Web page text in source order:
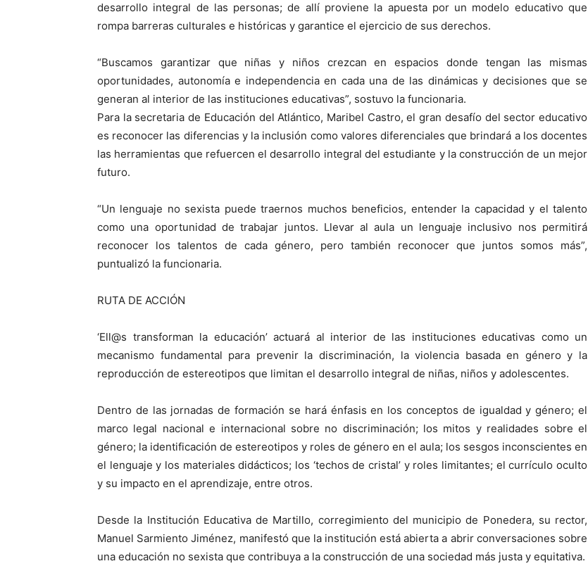
desarrollo integral de las personas; de allí proviene la apuesta por un modelo educativo que
rompa barreras culturales e históricas y garantice el ejercicio de sus derechos.
“Buscamos garantizar que niñas y niños crezcan en espacios donde tengan las mismas
oportunidades, autonomía e independencia en cada una de las dinámicas y decisiones que se
generan al interior de las instituciones educativas”, sostuvo la funcionaria.
Para la secretaria de Educación del Atlántico, Maribel Castro, el gran desafío del sector educativo
es reconocer las diferencias y la inclusión como valores diferenciales que brindará a los docentes
las herramientas que refuercen el desarrollo integral del estudiante y la construcción de un mejor
futuro.
“Un lenguaje no sexista puede traernos muchos beneficios, entender la capacidad y el talento
como una oportunidad de trabajar juntos. Llevar al aula un lenguaje inclusivo nos permitirá
reconocer los talentos de cada género, pero también reconocer que juntos somos más”,
puntualizó la funcionaria.
RUTA DE ACCIÓN
‘Ell@s transforman la educación’ actuará al interior de las instituciones educativas como un
mecanismo fundamental para prevenir la discriminación, la violencia basada en género y la
reproducción de estereotipos que limitan el desarrollo integral de niñas, niños y adolescentes.
Dentro de las jornadas de formación se hará énfasis en los conceptos de igualdad y género; el
marco legal nacional e internacional sobre no discriminación; los mitos y realidades sobre el
género; la identificación de estereotipos y roles de género en el aula; los sesgos inconscientes en
el lenguaje y los materiales didácticos; los ‘techos de cristal’ y roles limitantes; el currículo oculto
y su impacto en el aprendizaje, entre otros.
Desde la Institución Educativa de Martillo, corregimiento del municipio de Ponedera, su rector,
Manuel Sarmiento Jiménez, manifestó que la institución está abierta a abrir conversaciones sobre
una educación no sexista que contribuya a la construcción de una sociedad más justa y equitativa.